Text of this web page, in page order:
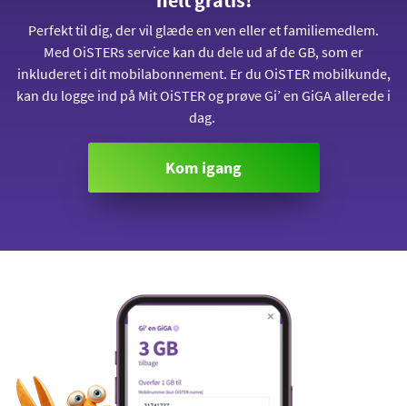
Perfekt til dig, der vil glæde en ven eller et familiemedlem.
Med OiSTERs service kan du dele ud af de GB, som er
inkluderet i dit mobilabonnement. Er du OiSTER mobilkunde,
kan du logge ind på Mit OiSTER og prøve Gi’ en GiGA allerede i
dag.
Kom igang